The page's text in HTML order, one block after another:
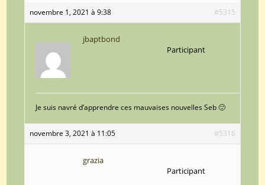
novembre 1, 2021 à 9:38 #5315
jbaptbond
Participant
Je suis navré d’apprendre ces mauvaises nouvelles Seb 🙁
novembre 3, 2021 à 11:05 #5316
grazia
Participant